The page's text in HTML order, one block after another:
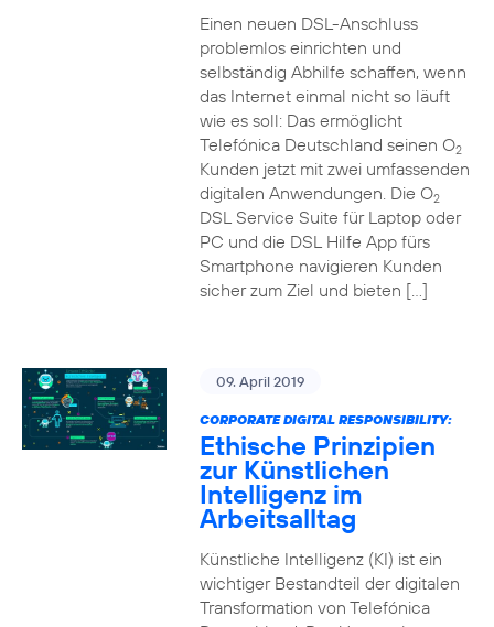
Einen neuen DSL-Anschluss
problemlos einrichten und
selbständig Abhilfe schaffen, wenn
das Internet einmal nicht so läuft
wie es soll: Das ermöglicht
Telefónica Deutschland seinen O2
Kunden jetzt mit zwei umfassenden
digitalen Anwendungen. Die O2
DSL Service Suite für Laptop oder
PC und die DSL Hilfe App fürs
Smartphone navigieren Kunden
sicher zum Ziel und bieten […]
09. April 2019
CORPORATE DIGITAL RESPONSIBILITY:
Ethische Prinzipien
zur Künstlichen
Intelligenz im
Arbeitsalltag
Künstliche Intelligenz (KI) ist ein
wichtiger Bestandteil der digitalen
Transformation von Telefónica